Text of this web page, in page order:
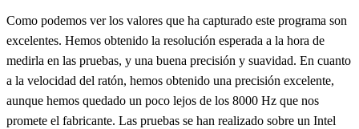
Como podemos ver los valores que ha capturado este programa son
excelentes. Hemos obtenido la resolución esperada a la hora de
medirla en las pruebas, y una buena precisión y suavidad. En cuanto
a la velocidad del ratón, hemos obtenido una precisión excelente,
aunque hemos quedado un poco lejos de los 8000 Hz que nos
promete el fabricante. Las pruebas se han realizado sobre un Intel